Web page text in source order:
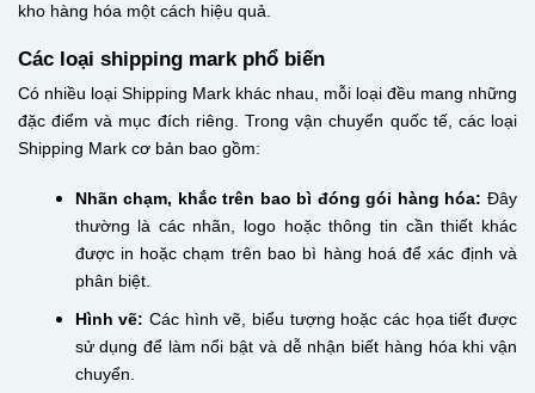
kho hàng hóa một cách hiệu quả.
Các loại shipping mark phổ biến
Có nhiều loại Shipping Mark khác nhau, mỗi loại đều mang những
đặc điểm và mục đích riêng. Trong vận chuyển quốc tế, các loại
Shipping Mark cơ bản bao gồm:
Nhãn chạm, khắc trên bao bì đóng gói hàng hóa: Đây
thường là các nhãn, logo hoặc thông tin cần thiết khác
được in hoặc chạm trên bao bì hàng hoá để xác định và
phân biệt.
Hình vẽ: Các hình vẽ, biểu tượng hoặc các họa tiết được
sử dụng để làm nổi bật và dễ nhận biết hàng hóa khi vận
chuyển.